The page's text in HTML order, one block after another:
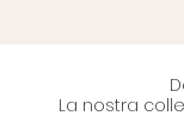
La nostra